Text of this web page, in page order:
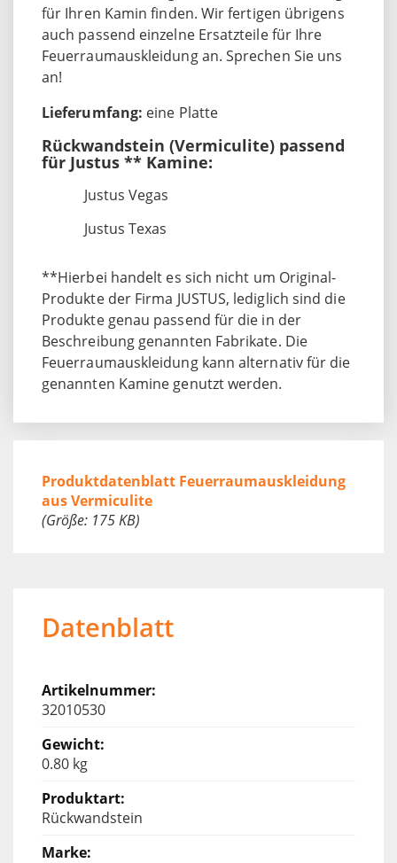
für Ihren Kamin finden. Wir fertigen übrigens
auch passend einzelne Ersatzteile für Ihre
Feuerraumauskleidung an. Sprechen Sie uns
an!
Lieferumfang: eine Platte
Rückwandstein (Vermiculite) passend
für Justus ** Kamine:
Justus Vegas
Justus Texas
**Hierbei handelt es sich nicht um Original-
Produkte der Firma JUSTUS, lediglich sind die
Produkte genau passend für die in der
Beschreibung genannten Fabrikate. Die
Feuerraumauskleidung kann alternativ für die
genannten Kamine genutzt werden.
Produktdatenblatt Feuerraumauskleidung
aus Vermiculite
(Größe: 175 KB)
Datenblatt
32010530
0.80 kg
Rückwandstein